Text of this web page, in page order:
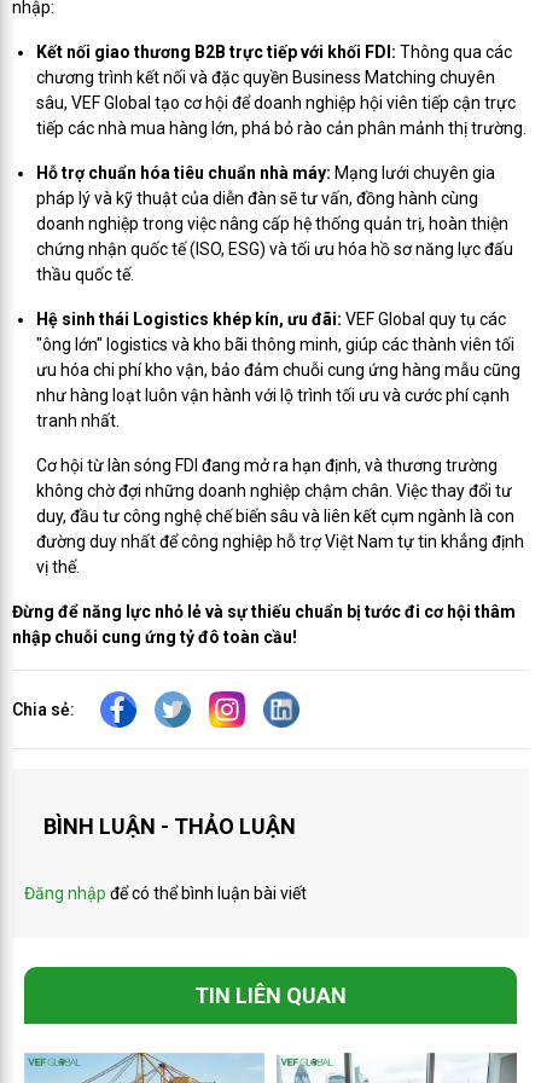
nhập:
Kết nối giao thương B2B trực tiếp với khối FDI: Thông qua các
chương trình kết nối và đặc quyền Business Matching chuyên
sâu, VEF Global tạo cơ hội để doanh nghiệp hội viên tiếp cận trực
tiếp các nhà mua hàng lớn, phá bỏ rào cản phân mảnh thị trường.
Hỗ trợ chuẩn hóa tiêu chuẩn nhà máy: Mạng lưới chuyên gia
pháp lý và kỹ thuật của diễn đàn sẽ tư vấn, đồng hành cùng
doanh nghiệp trong việc nâng cấp hệ thống quản trị, hoàn thiện
chứng nhận quốc tế (ISO, ESG) và tối ưu hóa hồ sơ năng lực đấu
thầu quốc tế.
Hệ sinh thái Logistics khép kín, ưu đãi: VEF Global quy tụ các
"ông lớn" logistics và kho bãi thông minh, giúp các thành viên tối
ưu hóa chi phí kho vận, bảo đảm chuỗi cung ứng hàng mẫu cũng
như hàng loạt luôn vận hành với lộ trình tối ưu và cước phí cạnh
tranh nhất.
Cơ hội từ làn sóng FDI đang mở ra hạn định, và thương trường
không chờ đợi những doanh nghiệp chậm chân. Việc thay đổi tư
duy, đầu tư công nghệ chế biến sâu và liên kết cụm ngành là con
đường duy nhất để công nghiệp hỗ trợ Việt Nam tự tin khẳng định
vị thế.
Đừng để năng lực nhỏ lẻ và sự thiếu chuẩn bị tước đi cơ hội thâm
nhập chuỗi cung ứng tỷ đô toàn cầu!
Chia sẻ:
BÌNH LUẬN - THẢO LUẬN
Đăng nhập để có thể bình luận bài viết
TIN LIÊN QUAN